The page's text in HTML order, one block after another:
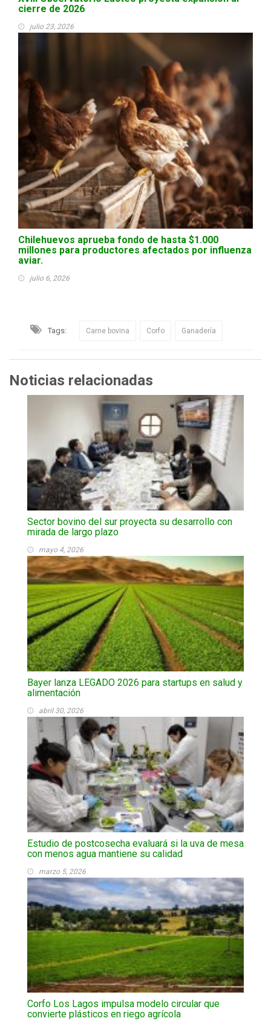
cierre de 2026
julio 23, 2026
Chilehuevos aprueba fondo de hasta $1.000
millones para productores afectados por influenza
aviar.
julio 6, 2026
Tags: Carne bovina Corfo Ganadería
Noticias relacionadas
Sector bovino del sur proyecta su desarrollo con
mirada de largo plazo
mayo 4, 2026
Bayer lanza LEGADO 2026 para startups en salud y
alimentación
abril 30, 2026
Estudio de postcosecha evaluará si la uva de mesa
con menos agua mantiene su calidad
marzo 5, 2026
Corfo Los Lagos impulsa modelo circular que
convierte plásticos en riego agrícola